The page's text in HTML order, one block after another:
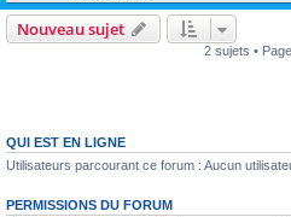
Nouveau sujet
2 sujets • Page
QUI EST EN LIGNE
Utilisateurs parcourant ce forum : Aucun
PERMISSIONS DU FORUM